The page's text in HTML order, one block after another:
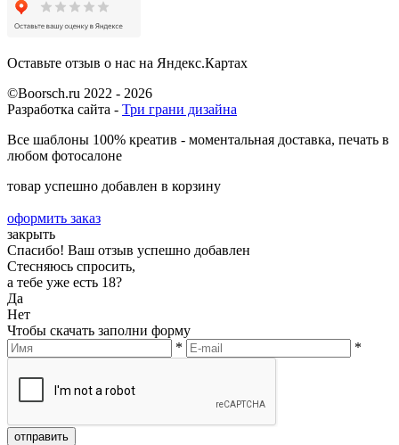
Оставьте отзыв о нас на Яндекс.Картах
©Boorsch.ru 2022 - 2026
Разработка сайта - Три грани дизайна
Все шаблоны 100% креатив - моментальная доставка, печать в
любом фотосалоне
товар успешно добавлен в корзину
оформить заказ
закрыть
Спасибо! Ваш отзыв успешно добавлен
Стесняюсь спросить,
а тебе уже есть 18?
Да
Нет
Чтобы скачать заполни форму
*
*
отправить